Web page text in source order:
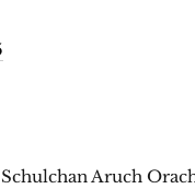
Aruch